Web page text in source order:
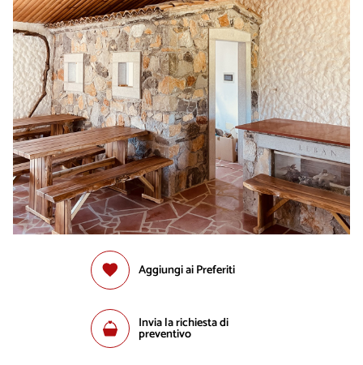
Aggiungi ai Preferiti
Invia la richiesta di
preventivo